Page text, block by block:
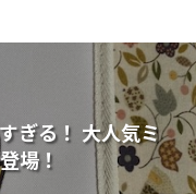
ぎる！ 大人気ミ
場！